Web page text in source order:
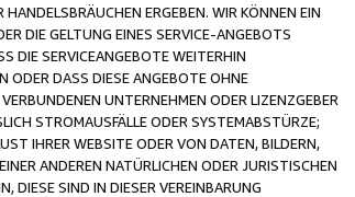
ERGEBEN. WIR KÖNNEN EIN
DIE GELTUNG EINES SERVICE-ANGEBOTS
DIE SERVICEANGEBOTE WEITERHIN
ODER DASS DIESE ANGEBOTE OHNE
UNTERNEHMEN ODER LIZENZGEBER
STROMAUSFÄLLE ODER SYSTEMABSTÜRZE;
IHRER WEBSITE ODER VON DATEN, BILDERN,
ANDEREN NATÜRLICHEN ODER JURISTISCHEN
DIESE SIND IN DIESER VEREINBARUNG